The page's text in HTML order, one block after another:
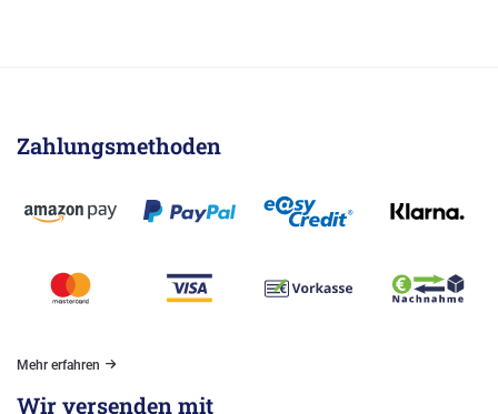
Zahlungsmethoden
Mehr erfahren
Wir versenden mit